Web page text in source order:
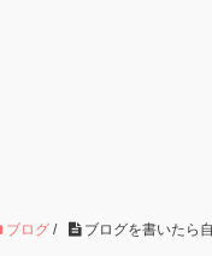
ブログ / ブログを書いたら